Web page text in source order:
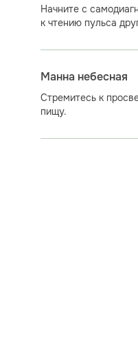
Начните с
к чтению пульса
Манна небесная
Стремитесь к
пищу.